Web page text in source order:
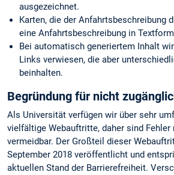
ausgezeichnet.
Karten, die der Anfahrtsbeschreibung
eine Anfahrtsbeschreibung in
Bei automatisch generiertem Inhalt
Links verwiesen, die aber
beinhalten.
Begründung für nicht
Als Universität verfügen wir über sehr
vielfältige Webauftritte, daher sind Fehler
vermeidbar. Der Großteil dieser
September 2018 veröffentlicht und
aktuellen Stand der Barrierefreiheit.